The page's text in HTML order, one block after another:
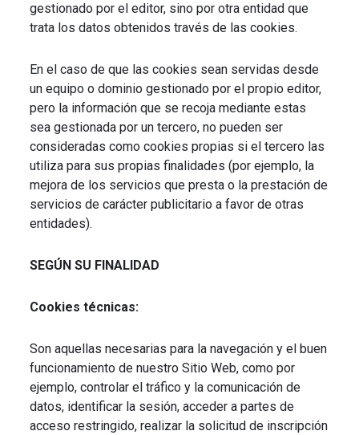
gestionado por el editor, sino por otra entidad que
trata los datos obtenidos través de las cookies.
En el caso de que las cookies sean servidas desde
un equipo o dominio gestionado por el propio editor,
pero la información que se recoja mediante estas
sea gestionada por un tercero, no pueden ser
consideradas como cookies propias si el tercero las
utiliza para sus propias finalidades (por ejemplo, la
mejora de los servicios que presta o la prestación de
servicios de carácter publicitario a favor de otras
entidades).
SEGÚN SU FINALIDAD
Cookies técnicas:
Son aquellas necesarias para la navegación y el buen
funcionamiento de nuestro Sitio Web, como por
ejemplo, controlar el tráfico y la comunicación de
datos, identificar la sesión, acceder a partes de
acceso restringido, realizar la solicitud de inscripción